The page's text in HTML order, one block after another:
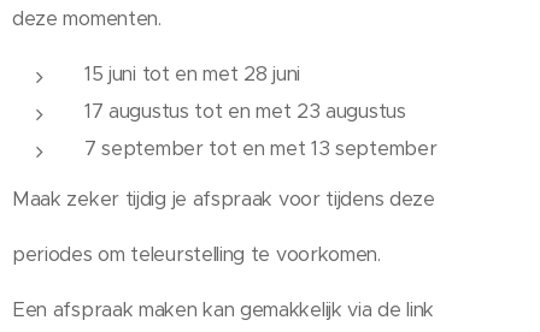
deze momenten.
15 juni tot en met 28 juni
17 augustus tot en met 23 augustus
7 september tot en met 13 september
Maak zeker tijdig je afspraak voor tijdens deze
periodes om teleurstelling te voorkomen.
Een afspraak maken kan gemakkelijk via de link